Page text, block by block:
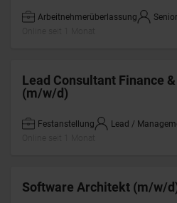
Arbeitnehmerüberlassung Senior
Lead Consultant Finance
(m/w/d)
Festanstellung Lead /
Software Architekt (m/w/